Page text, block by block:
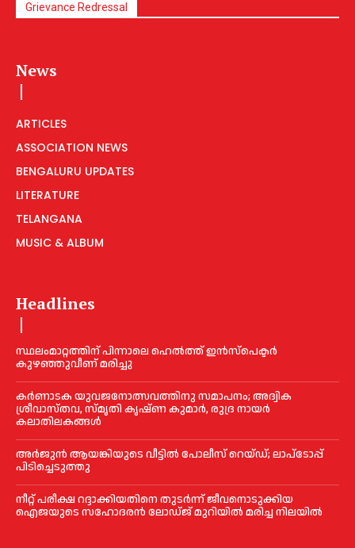
Grievance Redressal
News
ARTICLES
ASSOCIATION NEWS
BENGALURU UPDATES
LITERATURE
TELANGANA
MUSIC & ALBUM
Headlines
സ്ഥലംമാറ്റത്തിന് പിന്നാലെ ഹെൽത്ത് ഇൻസ്പെക്ടർ
കുഴഞ്ഞുവീണ് മരിച്ചു
കര്‍ണാടക യുവജനോത്സവത്തിനു സമാപനം; അദ്വിക
ശ്രീവാസ്തവ, സ്മൃതി കൃഷ്ണ കുമാര്‍, രുദ്ര നായര്‍
കലാതിലകങ്ങള്‍
അര്‍ജുൻ ആയങ്കിയുടെ വീട്ടില്‍ പോലീസ് റെയ്ഡ്; ലാപ്ടോപ്പ്
പിടിച്ചെടുത്തു
നീറ്റ് പരീക്ഷ റദ്ദാക്കിയതിനെ തുടര്‍ന്ന് ജീവനൊടുക്കിയ
ഐജയുടെ സഹോദരന്‍ ലോഡ്ജ് മുറിയില്‍ മരിച്ച നിലയില്‍